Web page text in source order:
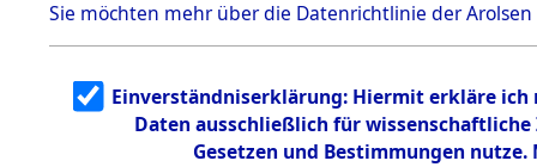
en
5.3.2
g
5.3.3
Todesmärsch
Sie möchten mehr über die Datenrichtlinie der Arolsen
Einverständniserklärung: Hiermit erkläre ich
Daten ausschließlich für
Gesetzen und Bestimmungen